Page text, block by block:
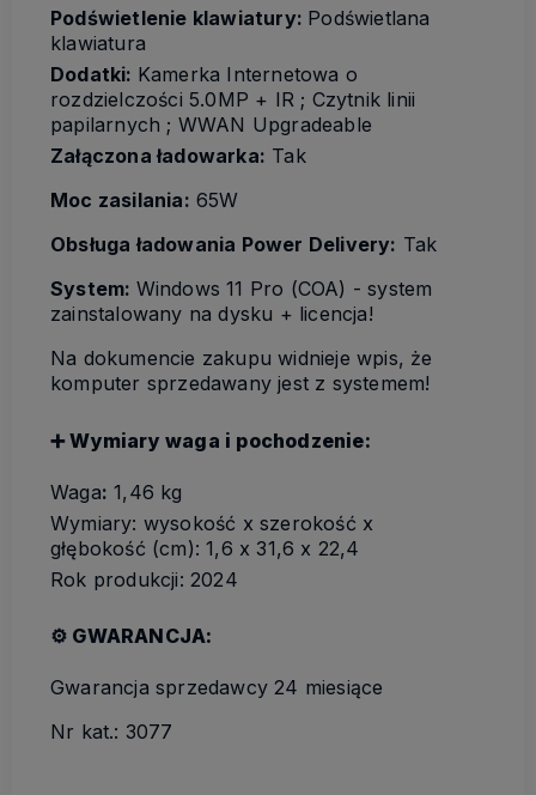
Podświetlenie klawiatury: Podświetlana
klawiatura
Dodatki: Kamerka Internetowa o
rozdzielczości 5.0MP + IR ; Czytnik linii
papilarnych ; WWAN Upgradeable
Załączona ładowarka: Tak
Moc zasilania: 65W
Obsługa ładowania Power Delivery: Tak
System: Windows 11 Pro (COA) - system
zainstalowany na dysku + licencja!
Na dokumencie zakupu widnieje wpis, że
komputer sprzedawany jest z systemem!
➕ Wymiary waga i pochodzenie:
Waga: 1,46 kg
Wymiary: wysokość x szerokość x
głębokość (cm): 1,6 x 31,6 x 22,4
Rok produkcji: 2024
⚙️ GWARANCJA:
Gwarancja sprzedawcy 24 miesiące
Nr kat.: 3077